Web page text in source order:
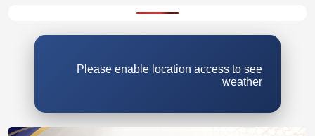
Please enable location access to see
weather